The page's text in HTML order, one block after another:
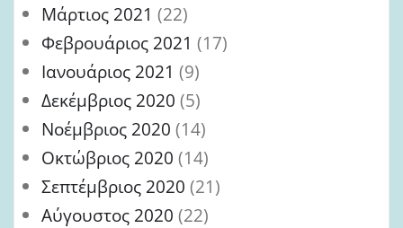
Μάρτιος 2021 (22)
Φεβρουάριος 2021 (17)
Ιανουάριος 2021 (9)
Δεκέμβριος 2020 (5)
Νοέμβριος 2020 (14)
Οκτώβριος 2020 (14)
Σεπτέμβριος 2020 (21)
Αύγουστος 2020 (22)